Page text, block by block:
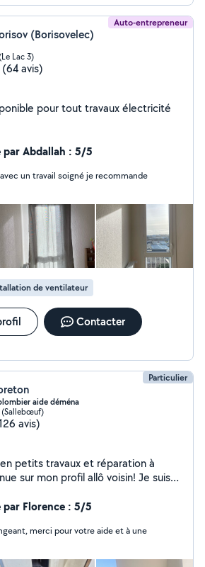
rapidement !
Auto-entrepreneur
(Borisovelec)
Lac 3)
(64 avis)
pour tout travaux électricité
par Abdallah : 5/5
un travail soigné je recommande
de ventilateur
Contacter
Particulier
aide déména
avis)
petits travaux et réparation à
variées à votre
pour le bricolage et une
je suis à votre disposition
vos projets et résoudre
incluent :
par Florence : 5/5
merci pour votre aide et à une